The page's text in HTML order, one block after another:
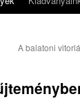
A balatoni